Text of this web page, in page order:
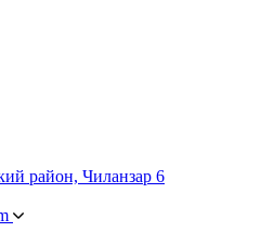
район, Чиланзар 6